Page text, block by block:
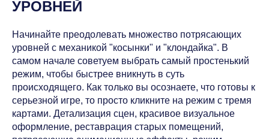
УРОВНЕЙ
Начинайте преодолевать множество потрясающих
уровней с механикой "косынки" и "клондайка". В
самом начале советуем выбрать самый простенький
режим, чтобы быстрее вникнуть в суть
происходящего. Как только вы осознаете, что готовы к
серьезной игре, то просто кликните на режим с тремя
картами. Детализация сцен, красивое визуальное
оформление, реставрация старых помещений,